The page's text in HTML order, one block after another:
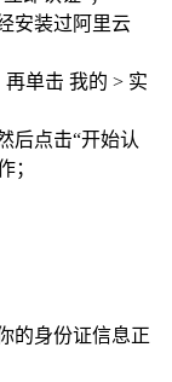
安装过阿里云
单击 我的 > 实
后点击“开始认
；
的身份证信息正